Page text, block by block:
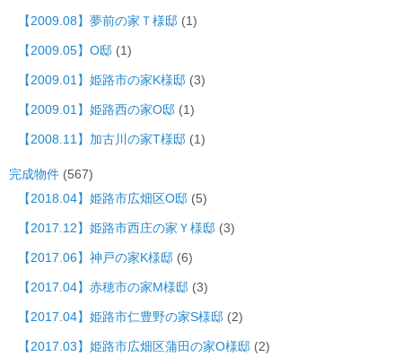
【2009.08】夢前の家Ｔ様邸 (1)
【2009.05】O邸 (1)
【2009.01】姫路市の家K様邸 (3)
【2009.01】姫路西の家O邸 (1)
【2008.11】加古川の家T様邸 (1)
完成物件 (567)
【2018.04】姫路市広畑区O邸 (5)
【2017.12】姫路市西庄の家Ｙ様邸 (3)
【2017.06】神戸の家K様邸 (6)
【2017.04】赤穂市の家M様邸 (3)
【2017.04】姫路市仁豊野の家S様邸 (2)
【2017.03】姫路市広畑区蒲田の家O様邸 (2)